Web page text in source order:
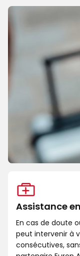
Assistance
En cas de doute
peut intervenir à
consécutives,